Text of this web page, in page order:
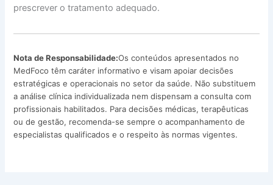
prescrever o tratamento adequado.
Nota de Responsabilidade:Os conteúdos apresentados no
MedFoco têm caráter informativo e visam apoiar decisões
estratégicas e operacionais no setor da saúde. Não substituem
a análise clínica individualizada nem dispensam a consulta com
profissionais habilitados. Para decisões médicas, terapêuticas
ou de gestão, recomenda-se sempre o acompanhamento de
especialistas qualificados e o respeito às normas vigentes.